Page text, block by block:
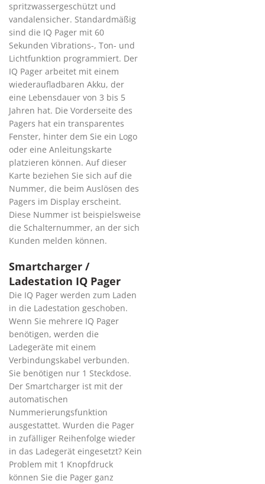
spritzwassergeschützt und
vandalensicher. Standardmäßig
sind die IQ Pager mit 60
Sekunden Vibrations-, Ton- und
Lichtfunktion programmiert. Der
IQ Pager arbeitet mit einem
wiederaufladbaren Akku, der
eine Lebensdauer von 3 bis 5
Jahren hat. Die Vorderseite des
Pagers hat ein transparentes
Fenster, hinter dem Sie ein Logo
oder eine Anleitungskarte
platzieren können. Auf dieser
Karte beziehen Sie sich auf die
Nummer, die beim Auslösen des
Pagers im Display erscheint.
Diese Nummer ist beispielsweise
die Schalternummer, an der sich
Kunden melden können.
Smartcharger /
Ladestation IQ Pager
Die IQ Pager werden zum Laden
in die Ladestation geschoben.
Wenn Sie mehrere IQ Pager
benötigen, werden die
Ladegeräte mit einem
Verbindungskabel verbunden.
Sie benötigen nur 1 Steckdose.
Der Smartcharger ist mit der
automatischen
Nummerierungsfunktion
ausgestattet. Wurden die Pager
in zufälliger Reihenfolge wieder
in das Ladegerät eingesetzt? Kein
Problem mit 1 Knopfdruck
können Sie die Pager ganz